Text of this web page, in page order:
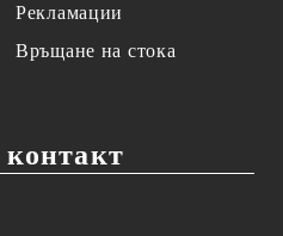
Рекламации
Връщане на стока